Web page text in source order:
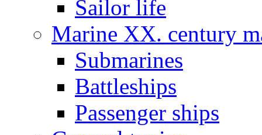
Sailor life
Marine XX. century
Submarines
Battleships
Passenger ships